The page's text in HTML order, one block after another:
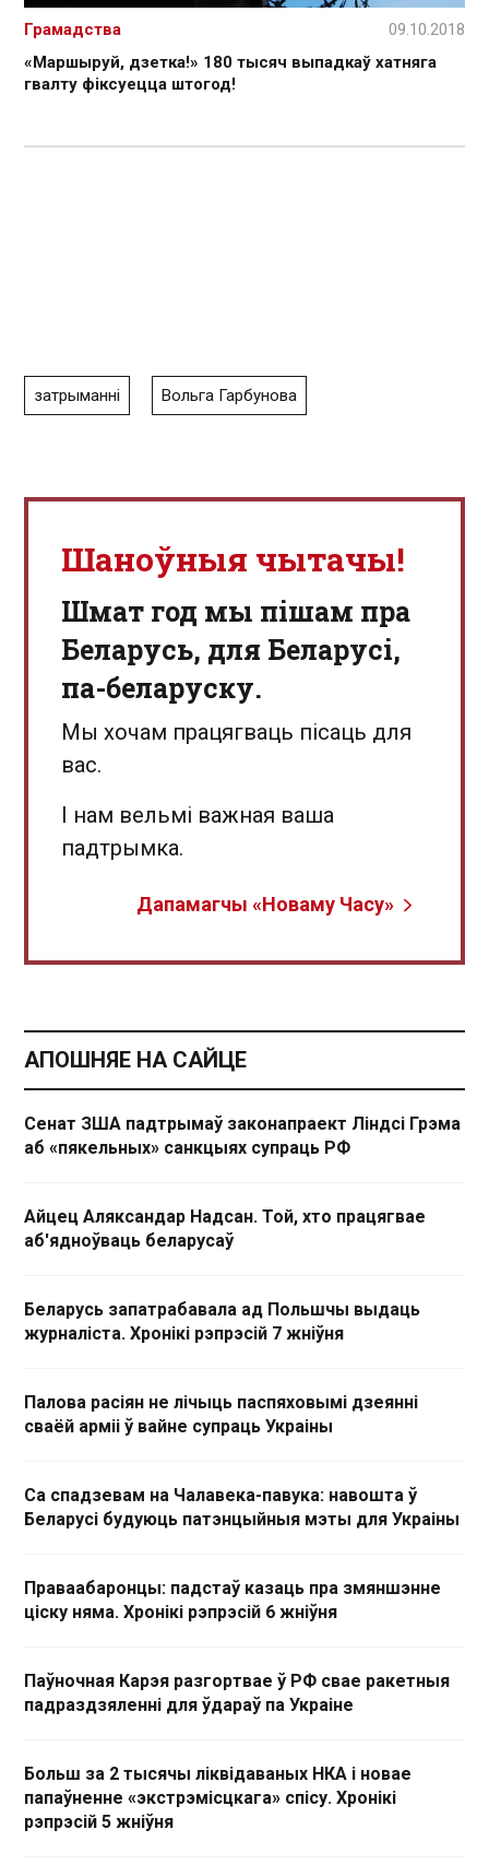
«Маршыруй, дзетка!» 180 тысяч выпадкаў хатняга
гвалту фіксуецца штогод!
Грамадства 09.10.2018
затрыманні Вольга Гарбунова
Шаноўныя чытачы!
Шмат год мы пішам пра
Беларусь, для Беларусі,
па-беларуску.
Мы хочам працягваць пісаць для
вас.
І нам вельмі важная ваша
падтрымка.
Дапамагчы «Новаму Часу»
АПОШНЯЕ НА САЙЦЕ
Сенат ЗША падтрымаў законапраект Ліндсі Грэма
аб «пякельных» санкцыях супраць РФ
Айцец Аляксандар Надсан. Той, хто працягвае
аб'ядноўваць беларусаў
Беларусь запатрабавала ад Польшчы выдаць
журналіста. Хронікі рэпрэсій 7 жніўня
Палова расіян не лічыць паспяховымі дзеянні
сваёй арміі ў вайне супраць Украіны
Са спадзевам на Чалавека-павука: навошта ў
Беларусі будуюць патэнцыйныя мэты для Украіны
Праваабаронцы: падстаў казаць пра змяншэнне
ціску няма. Хронікі рэпрэсій 6 жніўня
Паўночная Карэя разгортвае ў РФ свае ракетныя
падраздзяленні для ўдараў па Украіне
Больш за 2 тысячы ліквідаваных НКА і новае
папаўненне «экстрэмісцкага» спісу. Хронікі
рэпрэсій 5 жніўня